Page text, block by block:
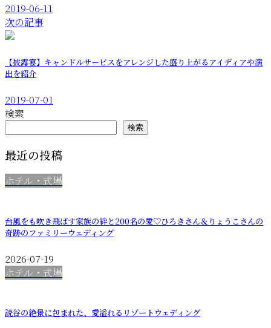
2019-06-11
次の記事
【披露宴】キャンドルサービスをアレンジした盛り上がるアイディアや演
出を紹介
2019-07-01
検索
検索
最近の投稿
ホテル・式場
台風をも吹き飛ばす家族の絆と200名の愛♡ひろきさん＆りょうこさんの
奇跡のファミリーウェディング
2026-07-19
ホテル・式場
読谷の絶景に包まれた、愛溢れるリゾートウェディング